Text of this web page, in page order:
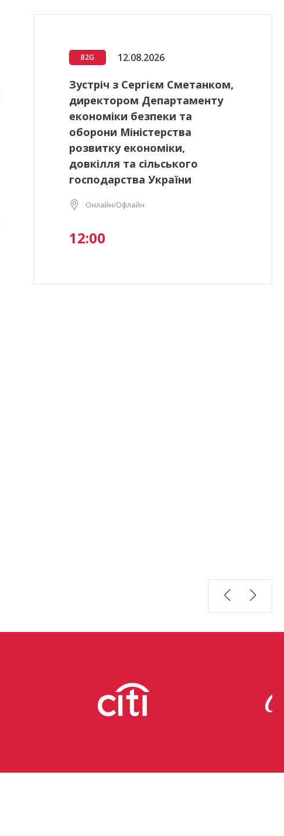
B2G 12.08.2026
Зустріч з Сергієм Сметанком,
директором Департаменту
економіки безпеки та
оборони Міністерства
розвитку економіки,
довкілля та сільського
господарства України
Онлайн/Офлайн
12:00